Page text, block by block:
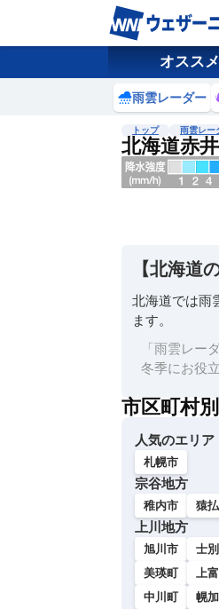
オススメ
雨雲レーダー
トップ 雨雲レー
北海道赤
【北海道
北海道では雨
ます。
「雨雲レー
冬季にお役
市区町村
人気のエリア
札幌市
宗谷地方
稚内市 猿
上川地方
旭川市 士
美瑛町
上
中川町
幌